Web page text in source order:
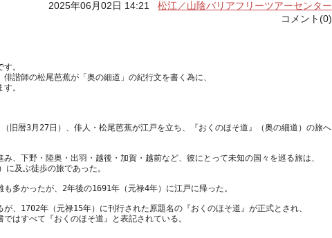
2025年06月02日 14:21松江／山陰バリアフリーツアーセンター
コメント(0)
。
俳諧師の松尾芭蕉が「奥の細道」の紀行文を書く為に、
旧暦3月27日）、俳人・松尾芭蕉が江戸を立ち、『おくのほそ道』（奥の細道）の旅へ
、下野・陸奥・出羽・越後・加賀・越前など、彼にとって未知の国々を巡る旅は、
が、1702年（元禄15年）に刊行された原題名の『おくのほそ道』が正式とされ、